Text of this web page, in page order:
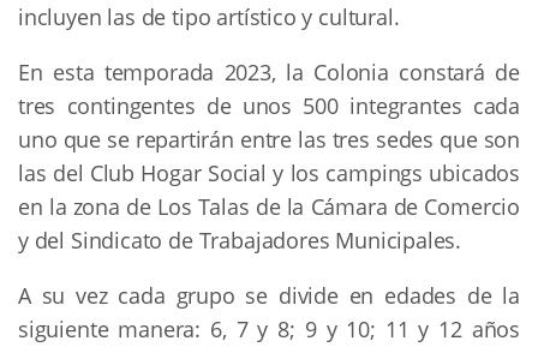
incluyen las de tipo artístico y cultural.
En esta temporada 2023, la Colonia constará de
tres contingentes de unos 500 integrantes cada
uno que se repartirán entre las tres sedes que son
las del Club Hogar Social y los campings ubicados
en la zona de Los Talas de la Cámara de Comercio
y del Sindicato de Trabajadores Municipales.
A su vez cada grupo se divide en edades de la
siguiente manera: 6, 7 y 8; 9 y 10; 11 y 12 años